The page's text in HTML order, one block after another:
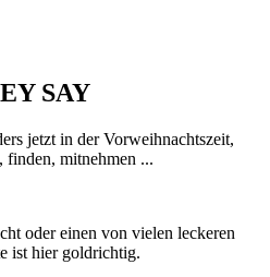
SAY
jetzt in der Vorweihnachtszeit,
finden, mitnehmen ...
oder einen von vielen leckeren
ist hier goldrichtig.